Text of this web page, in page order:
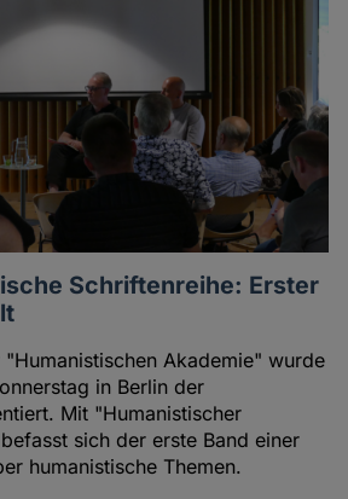
Schriftenreihe: Erster
"Humanistischen Akademie" wurde
in Berlin der
Mit "Humanistischer
sich der erste Band einer
humanistische Themen.